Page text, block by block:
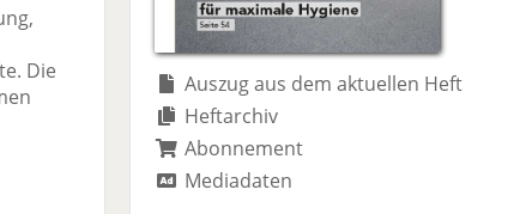
e
n
Die
Auszug aus dem aktuellen Heft
Heftarchiv
Abonnement
Mediadaten